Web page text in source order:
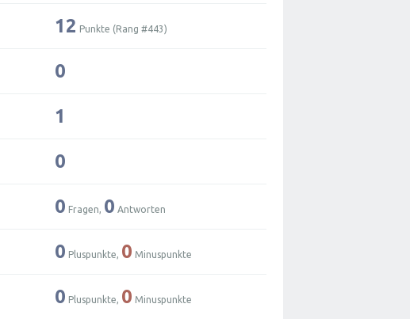
12 Punkte (Rang #443)
0
1
0
0 Fragen, 0 Antworten
0 Pluspunkte, 0 Minuspunkte
0 Pluspunkte, 0 Minuspunkte